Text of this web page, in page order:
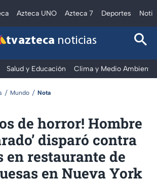
Azteca UNO Azteca 7 Deportes
tv azteca noticias
Salud y Educación Clima y Medio Ambiente
Mundo Nota
de horror! Hombre
disparó contra
en restaurante de
en Nueva York